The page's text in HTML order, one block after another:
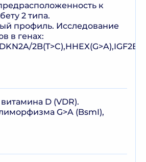
к
2 типа.
профиль. Исследование
в генах:
D (VDR).
G>A (BsmI),